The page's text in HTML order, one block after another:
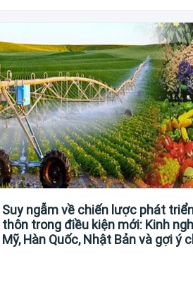
Suy ngẫm về chiến lược phát
thôn trong điều kiện mới: Kinh
Mỹ, Hàn Quốc, Nhật Bản và gợi ý